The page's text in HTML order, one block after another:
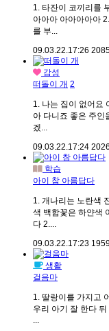
1. 타잔이 코끼리를
아아아 아아아아아
를 부...
09.03.22.17:26
감성
떠돌이 개 2
1. 나는 집이 없어요
아 다니죠 좋은 주인
겠...
09.03.22.17:24
학습
아이 참 아름답다
1. 개나리는 노란색
색 백합꽃은 하얀색
다 2....
09.03.22.17:23
생활
걸음마
1. 딸랑이를 가지고
우리 아기 잘 한다
...